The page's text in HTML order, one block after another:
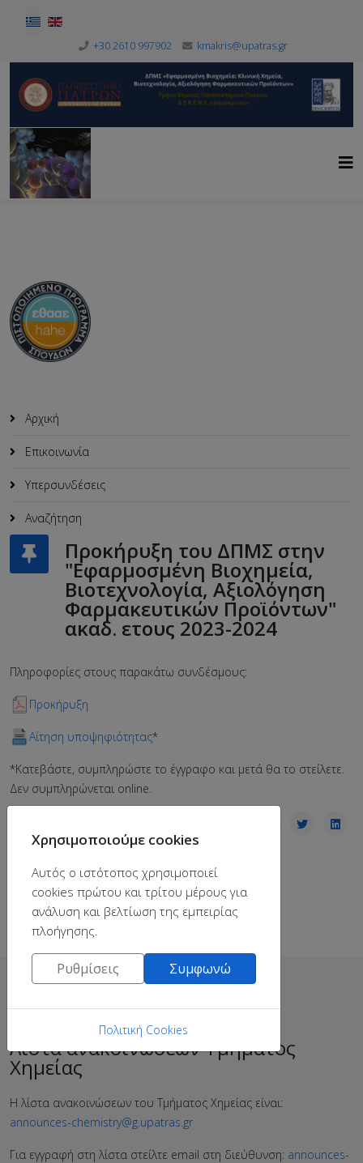
Επιλέξτε τη γλώσσα σας
+30 2610 997902 kmakris@upatras.gr
Αρχική
Επικοινωνία
Υπερσυνδέσεις
Αναζήτηση
Προκήρυξη του ΔΠΜΣ στην
"Εφαρμοσμένη Βιοχημεία,
Βιοτεχνολογία, Αξιολόγηση
Φαρμακευτικών Προϊόντων"
ακαδ. ετους 2023-2024
Πληροφορίες στους παρακάτω συνδέσμους:
Προκήρυξη
Aίτηση υποψηφιότητας*
*Κατεβάστε, συμπληρώστε το έγγραφο και μετά θα το στείλετε.
Δεν συμπληρώνεται online.
Λίστα ανακοινώσεων Τμήματος
Χημείας
Η λίστα ανακοινώσεων του Τμήματος Χημείας είναι:
announces-chemistry@g.upatras.gr
Για εγγραφή στη λίστα στείλτε email στη διεύθυνση: announces-
Χρησιμοποιούμε cookies
Αυτός ο ιστότοπος χρησιμοποιεί
cookies πρώτου και τρίτου μέρους για
ανάλυση και βελτίωση της εμπειρίας
πλοήγησης.
Ρυθμίσεις Συμφωνώ
Πολιτική Cookies